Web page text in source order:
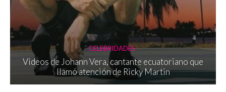
CELEBRIDADES
Videos de Johann Vera, cantante ecuatoriano que
llamó atención de Ricky Martin